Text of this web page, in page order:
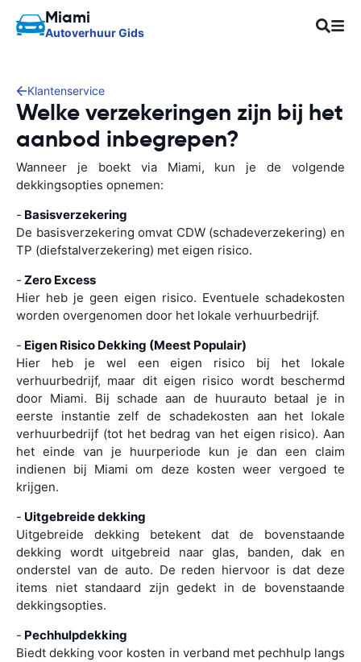
Miami
Autoverhuur Gids
Klantenservice
Welke verzekeringen zijn bij het
aanbod inbegrepen?
Wanneer je boekt via Miami, kun je de volgende
dekkingsopties opnemen:
- Basisverzekering
De basisverzekering omvat CDW (schadeverzekering) en
TP (diefstalverzekering) met eigen risico.
- Zero Excess
Hier heb je geen eigen risico. Eventuele schadekosten
worden overgenomen door het lokale verhuurbedrijf.
- Eigen Risico Dekking (Meest Populair)
Hier heb je wel een eigen risico bij het lokale
verhuurbedrijf, maar dit eigen risico wordt beschermd
door Miami. Bij schade aan de huurauto betaal je in
eerste instantie zelf de schadekosten aan het lokale
verhuurbedrijf (tot het bedrag van het eigen risico). Aan
het einde van je huurperiode kun je dan een claim
indienen bij Miami om deze kosten weer vergoed te
krijgen.
- Uitgebreide dekking
Uitgebreide dekking betekent dat de bovenstaande
dekking wordt uitgebreid naar glas, banden, dak en
onderstel van de auto. De reden hiervoor is dat deze
items niet standaard zijn gedekt in de bovenstaande
dekkingsopties.
- Pechhulpdekking
Biedt dekking voor kosten in verband met pechhulp langs